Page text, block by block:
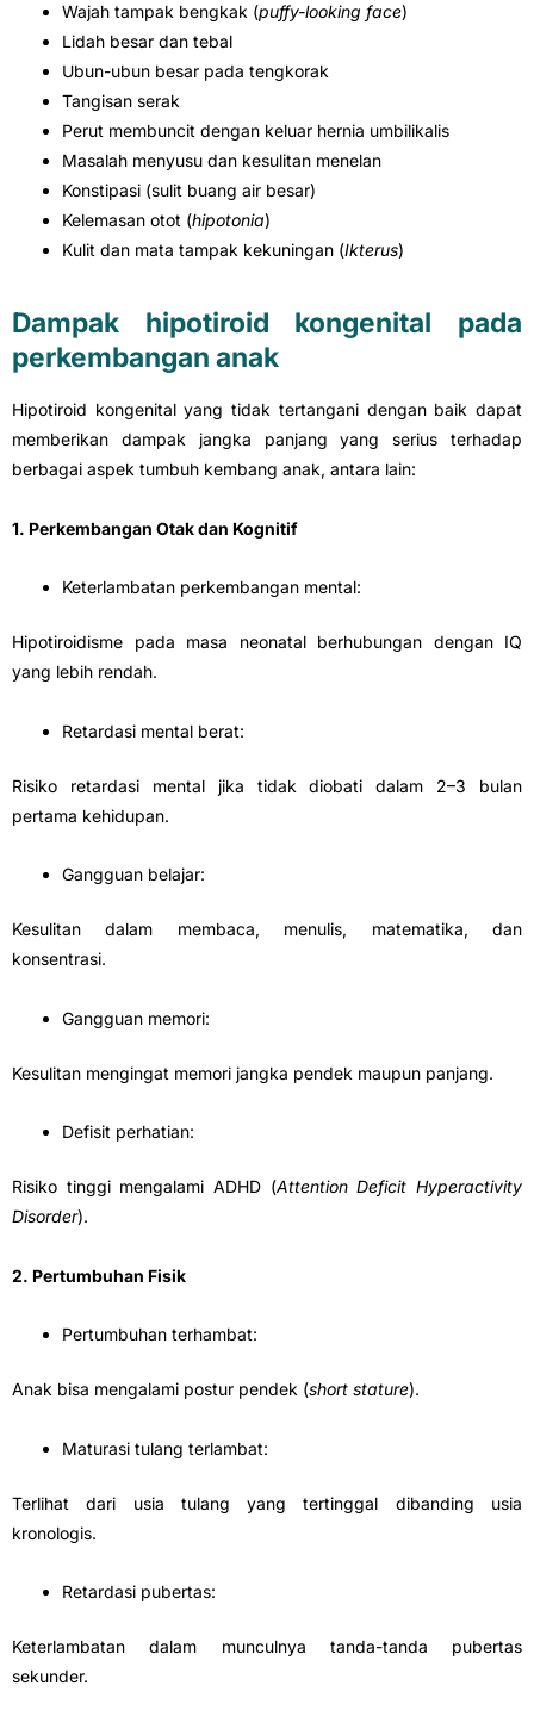
Wajah tampak bengkak (puffy-looking face)
Lidah besar dan tebal
Ubun-ubun besar pada tengkorak
Tangisan serak
Perut membuncit dengan keluar hernia umbilikalis
Masalah menyusu dan kesulitan menelan
Konstipasi (sulit buang air besar)
Kelemasan otot (hipotonia)
Kulit dan mata tampak kekuningan (Ikterus)
Dampak hipotiroid kongenital pada
perkembangan anak
Hipotiroid kongenital yang tidak tertangani dengan baik dapat
memberikan dampak jangka panjang yang serius terhadap
berbagai aspek tumbuh kembang anak, antara lain:
1. Perkembangan Otak dan Kognitif
Keterlambatan perkembangan mental:
Hipotiroidisme pada masa neonatal berhubungan dengan IQ
yang lebih rendah.
Retardasi mental berat:
Risiko retardasi mental jika tidak diobati dalam 2–3 bulan
pertama kehidupan.
Gangguan belajar:
Kesulitan dalam membaca, menulis, matematika, dan
konsentrasi.
Gangguan memori:
Kesulitan mengingat memori jangka pendek maupun panjang.
Defisit perhatian:
Risiko tinggi mengalami ADHD (Attention Deficit Hyperactivity
Disorder).
2. Pertumbuhan Fisik
Pertumbuhan terhambat:
Anak bisa mengalami postur pendek (short stature).
Maturasi tulang terlambat:
Terlihat dari usia tulang yang tertinggal dibanding usia
kronologis.
Retardasi pubertas:
Keterlambatan dalam munculnya tanda-tanda pubertas
sekunder.